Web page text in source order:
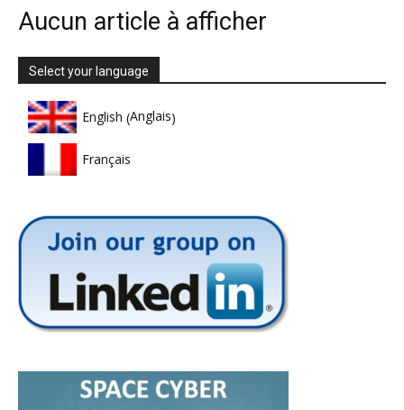
Aucun article à afficher
Select your language
English (Anglais)
Français